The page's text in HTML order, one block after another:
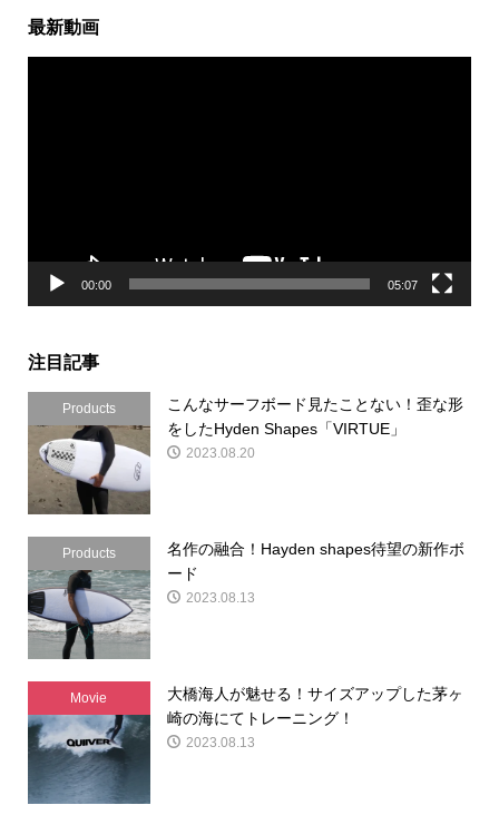
最新動画
00:00 05:07
注目記事
Products
こんなサーフボード見たことない！歪な形
をしたHyden Shapes「VIRTUE」
2023.08.20
Products
名作の融合！Hayden shapes待望の新作ボ
ード
2023.08.13
Movie
大橋海人が魅せる！サイズアップした茅ヶ
崎の海にてトレーニング！
2023.08.13